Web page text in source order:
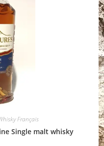
Français
Single malt whisky